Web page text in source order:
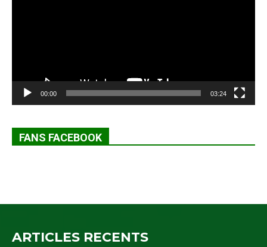
00:00 03:24
FANS FACEBOOK
ARTICLES RECENTS